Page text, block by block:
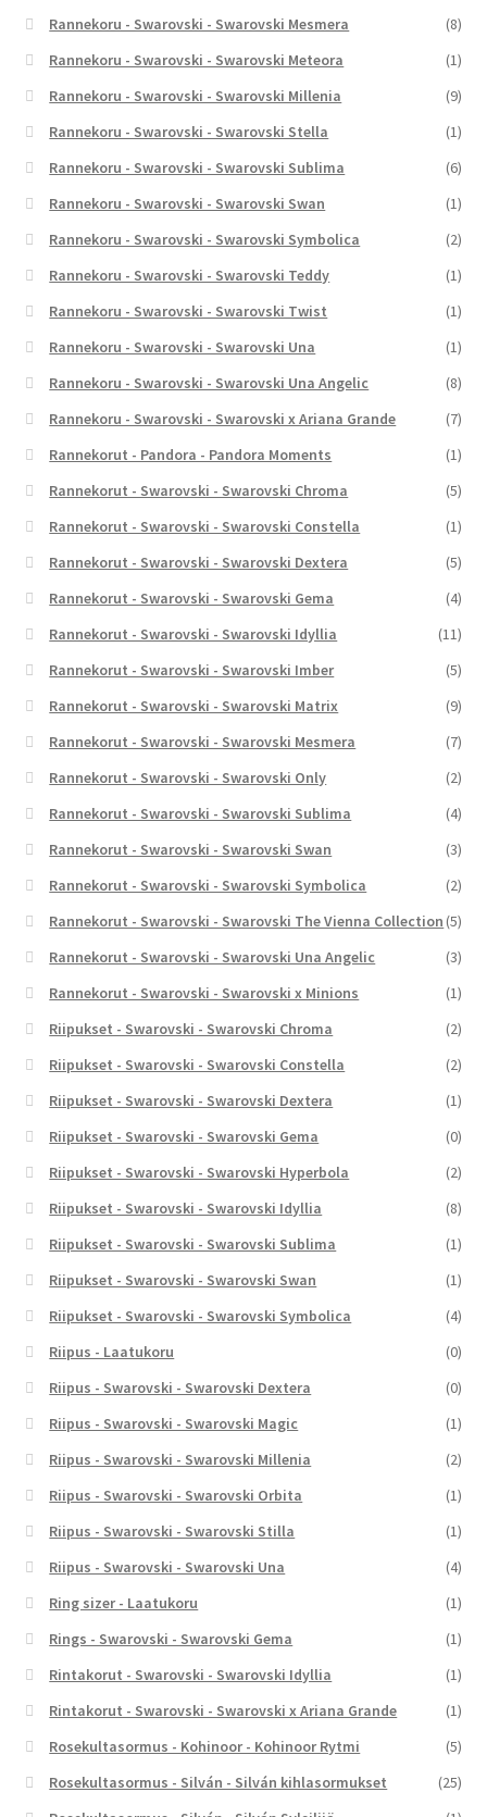
Rannekoru - Swarovski - Swarovski Mesmera
(8)
Rannekoru - Swarovski - Swarovski Meteora
(1)
Rannekoru - Swarovski - Swarovski Millenia
(9)
Rannekoru - Swarovski - Swarovski Stella
(1)
Rannekoru - Swarovski - Swarovski Sublima
(6)
Rannekoru - Swarovski - Swarovski Swan
(1)
Rannekoru - Swarovski - Swarovski Symbolica
(2)
Rannekoru - Swarovski - Swarovski Teddy
(1)
Rannekoru - Swarovski - Swarovski Twist
(1)
Rannekoru - Swarovski - Swarovski Una
(1)
Rannekoru - Swarovski - Swarovski Una Angelic
(8)
Rannekoru - Swarovski - Swarovski x Ariana Grande
(7)
Rannekorut - Pandora - Pandora Moments
(1)
Rannekorut - Swarovski - Swarovski Chroma
(5)
Rannekorut - Swarovski - Swarovski Constella
(1)
Rannekorut - Swarovski - Swarovski Dextera
(5)
Rannekorut - Swarovski - Swarovski Gema
(4)
Rannekorut - Swarovski - Swarovski Idyllia
(11)
Rannekorut - Swarovski - Swarovski Imber
(5)
Rannekorut - Swarovski - Swarovski Matrix
(9)
Rannekorut - Swarovski - Swarovski Mesmera
(7)
Rannekorut - Swarovski - Swarovski Only
(2)
Rannekorut - Swarovski - Swarovski Sublima
(4)
Rannekorut - Swarovski - Swarovski Swan
(3)
Rannekorut - Swarovski - Swarovski Symbolica
(2)
Rannekorut - Swarovski - Swarovski The Vienna Collection (5)
Rannekorut - Swarovski - Swarovski Una Angelic
(3)
Rannekorut - Swarovski - Swarovski x Minions
(1)
Riipukset - Swarovski - Swarovski Chroma
(2)
Riipukset - Swarovski - Swarovski Constella
(2)
Riipukset - Swarovski - Swarovski Dextera
(1)
Riipukset - Swarovski - Swarovski Gema
(0)
Riipukset - Swarovski - Swarovski Hyperbola
(2)
Riipukset - Swarovski - Swarovski Idyllia
(8)
Riipukset - Swarovski - Swarovski Sublima
(1)
Riipukset - Swarovski - Swarovski Swan
(1)
Riipukset - Swarovski - Swarovski Symbolica
(4)
Riipus - Laatukoru
(0)
Riipus - Swarovski - Swarovski Dextera
(0)
Riipus - Swarovski - Swarovski Magic
(1)
Riipus - Swarovski - Swarovski Millenia
(2)
Riipus - Swarovski - Swarovski Orbita
(1)
Riipus - Swarovski - Swarovski Stilla
(1)
Riipus - Swarovski - Swarovski Una
(4)
Ring sizer - Laatukoru
(1)
Rings - Swarovski - Swarovski Gema
(1)
Rintakorut - Swarovski - Swarovski Idyllia
(1)
Rintakorut - Swarovski - Swarovski x Ariana Grande
(1)
Rosekultasormus - Kohinoor - Kohinoor Rytmi
(5)
Rosekultasormus - Silván - Silván kihlasormukset
(25)